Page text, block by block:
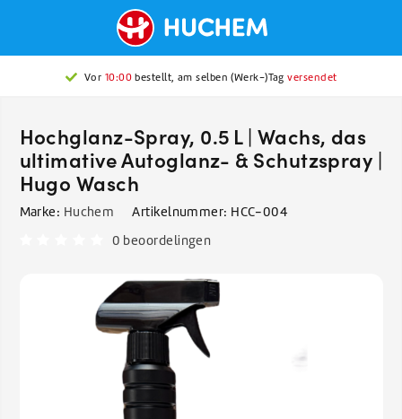
Vor 10:00bestellt, am selben (Werk-)Tagversendet
Hochglanz-Spray, 0.5 L | Wachs, das
ultimative Autoglanz- & Schutzspray |
Hugo Wasch
Marke: Huchem Artikelnummer: HCC-004
0 beoordelingen